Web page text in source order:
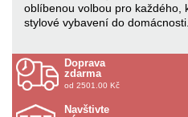
oblíbenou volbou pro každého,
stylové vybavení do domácnosti.
Doprava
zdarma
od 2501.00 Kč
Navštivte